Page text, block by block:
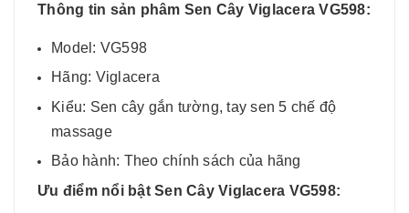
Thông tin sản phâm Sen Cây Viglacera VG598:
Model: VG598
Hãng: Viglacera
Kiểu: Sen cây gắn tường, tay sen 5 chế độ
massage
Bảo hành: Theo chính sách của hãng
Ưu điểm nổi bật Sen Cây Viglacera VG598: